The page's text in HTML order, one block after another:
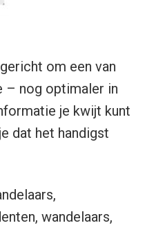
om een van
– nog optimaler in
je kwijt kunt
dat het handigst
wandelaars,